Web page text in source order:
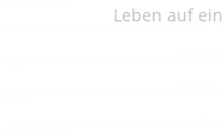
Leben auf